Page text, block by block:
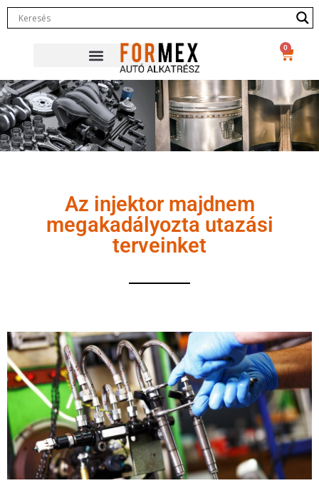
0
Az injektor majdnem
megakadályozta utazási
terveinket